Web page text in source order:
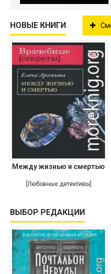
НОВЫЕ КНИГИ
Между жизнью и смертью
[Любовные детективы]
ВЫБОР РЕДАКЦИИ